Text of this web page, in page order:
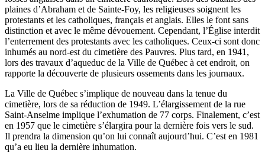
plaines d’Abraham et de Sainte-Foy, les religieuses soignent les
protestants et les catholiques, français et anglais. Elles le font sans
distinction et avec le même dévouement. Cependant, l’Église interdit
l’enterrement des protestants avec les catholiques. Ceux-ci sont donc
inhumés au nord-est du cimetière des Pauvres. Plus tard, en 1941,
lors des travaux d’aqueduc de la Ville de Québec à cet endroit, on
rapporte la découverte de plusieurs ossements dans les journaux.
La Ville de Québec s’implique de nouveau dans la tenue du
cimetière, lors de sa réduction de 1949. L’élargissement de la rue
Saint-Anselme implique l’exhumation de 77 corps. Finalement, c’est
en 1957 que le cimetière s’élargira pour la dernière fois vers le sud.
Il prendra la dimension qu’on lui connaît aujourd’hui. C’est en 1981
qu’a eu lieu la dernière inhumation.